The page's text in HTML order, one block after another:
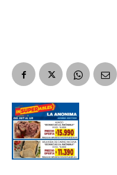
Número de teléfono